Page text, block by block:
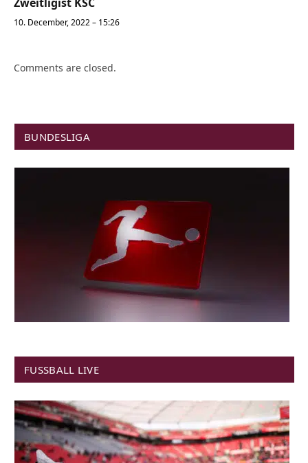
10. December, 2022 – 15:26
Comments are closed.
BUNDESLIGA
FUSSBALL LIVE